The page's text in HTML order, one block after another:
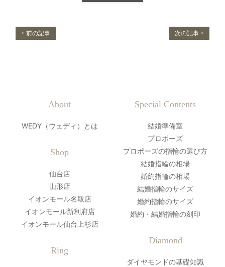
< 前の記事 次の記事 >
About
WEDY（ウェディ）とは
Shop
仙台店
山形店
イオンモール名取店
イオンモール新利府店
イオンモール仙台上杉店
Ring
Special Contents
結婚準備室
プロポーズ
プロポーズの指輪の選び方
結婚指輪の相場
婚約指輪の相場
結婚指輪のサイズ
婚約指輪のサイズ
婚約・結婚指輪の刻印
Diamond
ダイヤモンドの基礎知識